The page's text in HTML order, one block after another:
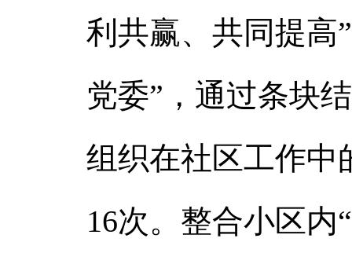
利共赢、共同提高
党委”，通过条块
组织在社区工作中
16次。整合小区